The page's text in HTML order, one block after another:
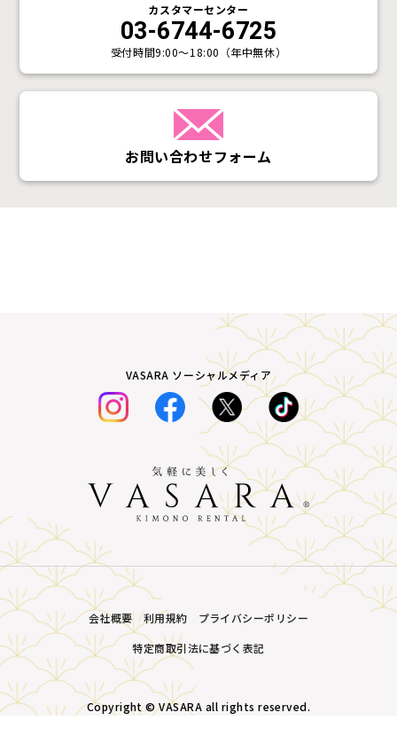
お問い合わせフォーム
カスタマーセンター
03-6744-6725
受付時間9:00〜18:00（年中無休）
VASARA ソーシャルメディア
会社概要 利用規約
プライバシーポリシー
特定商取引法に基づく表記
Copyright © VASARA all rights reserved.